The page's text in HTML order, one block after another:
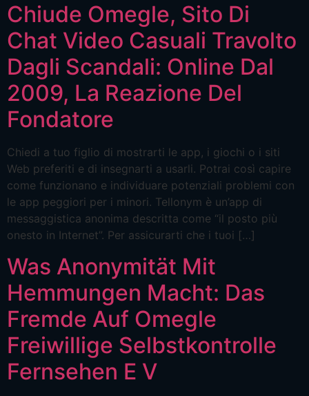
Chiude Omegle, Sito Di
Chat Video Casuali Travolto
Dagli Scandali: Online Dal
2009, La Reazione Del
Fondatore
Chiedi a tuo figlio di mostrarti le app, i giochi o i siti
Web preferiti e di insegnarti a usarli. Potrai così capire
come funzionano e individuare potenziali problemi con
le app peggiori per i minori. Tellonym è un’app di
messaggistica anonima descritta come “il posto più
onesto in Internet”. Per assicurarti che i tuoi […]
Was Anonymität Mit
Hemmungen Macht: Das
Fremde Auf Omegle
Freiwillige Selbstkontrolle
Fernsehen E V